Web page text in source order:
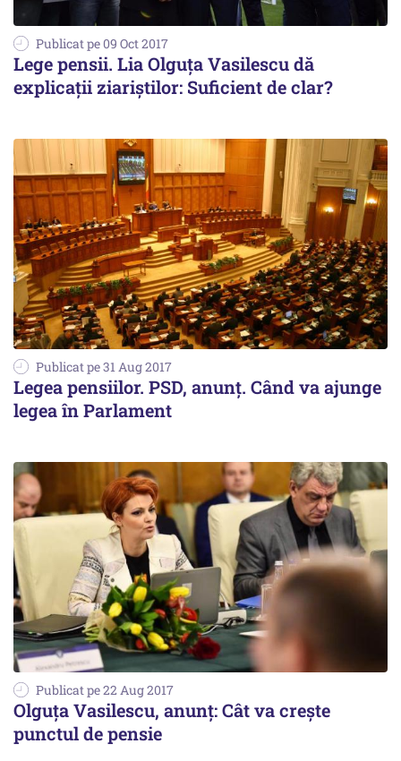
Publicat pe 09 Oct 2017
Lege pensii. Lia Olguța Vasilescu dă
explicații ziariștilor: Suficient de clar?
Publicat pe 31 Aug 2017
Legea pensiilor. PSD, anunț. Când va ajunge
legea în Parlament
Publicat pe 22 Aug 2017
Olguța Vasilescu, anunț: Cât va crește
punctul de pensie